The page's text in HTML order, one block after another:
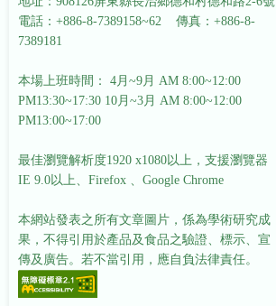
電話：+886-8-7389158~62 傳真：+886-8-
7389181
本場上班時間： 4月~9月 AM 8:00~12:00
PM13:30~17:30 10月~3月 AM 8:00~12:00
PM13:00~17:00
最佳瀏覽解析度1920 x1080以上，支援瀏覽器
IE 9.0以上、Firefox 、Google Chrome
本網站發表之所有文章圖片，係為學術研究成
果，不得引用於產品及食品之驗證、標示、宣
傳及廣告。若不當引用，應自負法律責任。